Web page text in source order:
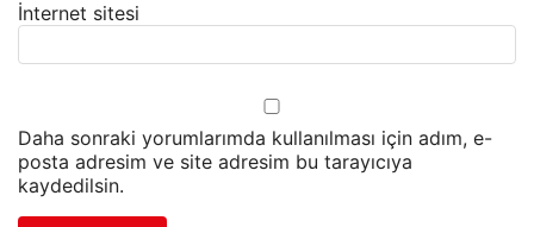
İnternet sitesi
Daha sonraki yorumlarımda kullanılması için adım, e-
posta adresim ve site adresim bu tarayıcıya
kaydedilsin.